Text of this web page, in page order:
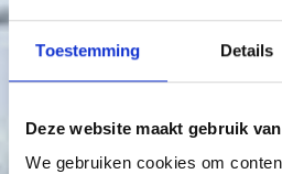
Toestemming Details
Deze website maakt gebruik
We gebruiken cookies om